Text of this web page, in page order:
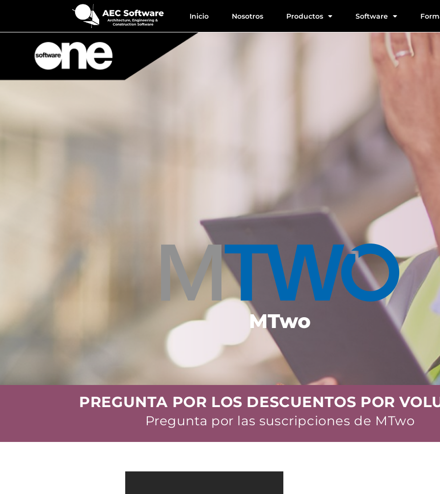
Inicio Nosotros Productos Software
MTwo
PREGUNTA POR LOS DESCUENTOS POR
Pregunta por las suscripciones de MTwo